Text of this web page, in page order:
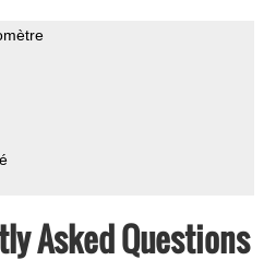
Asked Questions